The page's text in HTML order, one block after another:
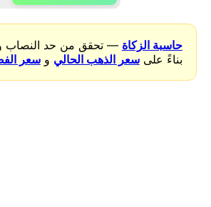
حاسبة الزكاة — تحقق من حد النصاب
بناءً علىسعر الذهب الحالي وسعر